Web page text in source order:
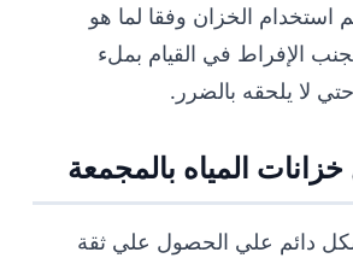
استخدام الخزان وفقا لما هو
الإفراط في القيام بملء
حتي لا يلحقه بالضرر.
المياه بالمجمعة
دائم علي الحصول علي ثقة